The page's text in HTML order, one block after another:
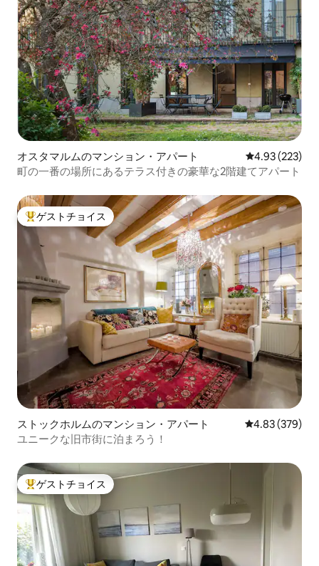
オスタマルムのマンション・アパート レビュー223
4.93 (223)
町の一番の場所にあるテラス付きの豪華な2階建てアパート
大好評のゲストチョイスです。
ゲストチョイス
ストックホルムのマンション・アパート レビュー379
4.83 (379)
ユニークな旧市街に泊まろう！
大好評のゲストチョイスです。
ゲストチョイス